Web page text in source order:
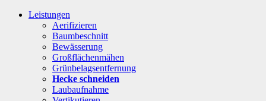
Leistungen
Aerifizieren
Baumbeschnitt
Bewässerung
Großflächenmähen
Grünbelagsentfernung
Hecke schneiden
Laubaufnahme